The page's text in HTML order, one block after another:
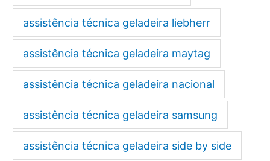
assistência técnica geladeira liebherr
assistência técnica geladeira maytag
assistência técnica geladeira nacional
assistência técnica geladeira samsung
assistência técnica geladeira side by side